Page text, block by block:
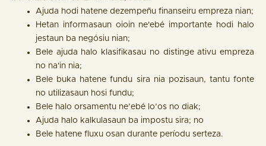
Ajuda hodi hatene dezempeñu finanseiru empreza nian;
Hetan informasaun oioin ne'ebé importante hodi halo
jestaun ba negósiu nian;
Bele ajuda halo klasifikasau no distinge ativu empreza
no na'in nia;
Bele buka hatene fundu sira nia pozisaun, tantu fonte
no utilizasaun hosi fundu;
Bele halo orsamentu ne’ebé lo’os no diak;
Ajuda halo kalkulasaun ba impostu sira; no
Bele hatene fluxu osan durante períodu serteza.